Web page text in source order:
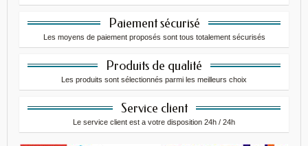
Paiement sécurisé
Les moyens de paiement proposés sont tous totalement sécurisés
Produits de qualité
Les produits sont sélectionnés parmi les meilleurs choix
Service client
Le service client est a votre disposition 24h / 24h